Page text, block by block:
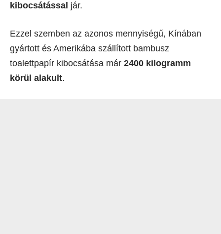
kibocsátással jár.
Ezzel szemben az azonos mennyiségű, Kínában
gyártott és Amerikába szállított bambusz
toalettpapír kibocsátása már 2400 kilogramm
körül alakult.